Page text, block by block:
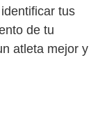
tus
de tu
atleta mejor y